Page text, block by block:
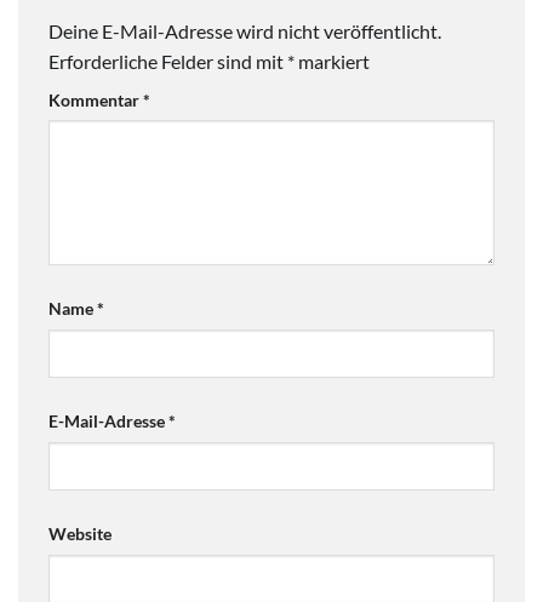
Deine E-Mail-Adresse wird nicht veröffentlicht.
Erforderliche Felder sind mit * markiert
Kommentar*
Name*
E-Mail-Adresse*
Website